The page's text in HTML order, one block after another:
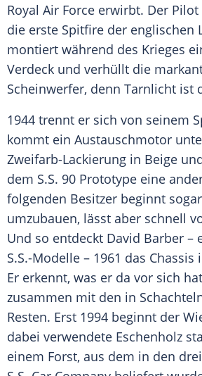
Royal Air Force erwirbt. Der Pilot
die erste Spitfire der englischen
montiert während des Krieges
Verdeck und verhüllt die
Scheinwerfer, denn Tarnlicht ist
1944 trennt er sich von seinem
kommt ein Austauschmotor
Zweifarb-Lackierung in Beige
dem S.S. 90 Prototype eine
folgenden Besitzer beginnt
umzubauen, lässt aber schnell
Und so entdeckt David Barber –
S.S.-Modelle – 1961 das Chassis
Er erkennt, was er da vor sich
zusammen mit den in
Resten. Erst 1994 beginnt der
dabei verwendete Eschenholz
einem Forst, aus dem in den